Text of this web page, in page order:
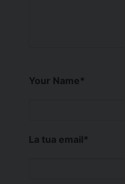
Your Name*
La tua email*